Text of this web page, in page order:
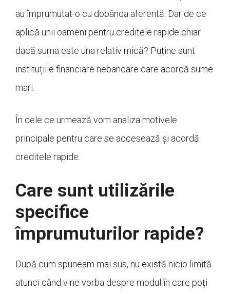
au împrumutat-o cu dobânda aferentă. Dar de ce
aplică unii oameni pentru creditele rapide chiar
dacă suma este una relativ mică? Puține sunt
instituțiile financiare nebancare care acordă sume
mari.
În cele ce urmează vom analiza motivele
principale pentru care se accesează și acordă
creditele rapide.
Care sunt utilizările
specifice
împrumuturilor rapide?
După cum spuneam mai sus, nu există nicio limită
atunci când vine vorba despre modul în care poți